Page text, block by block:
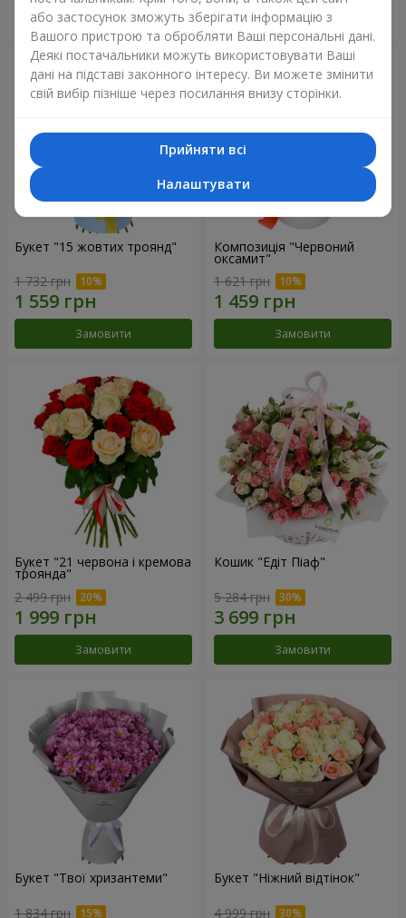
Замовити Замовити
Букет "15 жовтих троянд"
1 732 грн
Замовити
Композиція "Червоний
оксамит"
1 621 грн
Замовити
Букет "21 червона і кремова
троянда"
2 499 грн
Замовити
Кошик "Едіт Піаф"
5 284 грн
Замовити
Букет "Твої хризантеми"
1 834 грн
Букет "Ніжний відтінок"
4 999 грн
або застосунок зможуть зберігати інформацію з
Вашого пристрою та обробляти Ваші персональні дані.
Деякі постачальники можуть використовувати Ваші
дані на підставі законного інтересу. Ви можете змінити
свій вибір пізніше через посилання внизу сторінки.
Прийняти всі
Налаштувати